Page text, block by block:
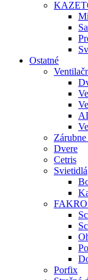
Ostatné
Dvere
Cetris
Svietidlá
FAKRO
Porfix